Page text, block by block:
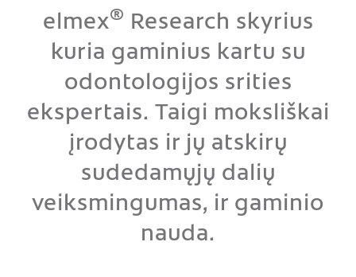
elmex® Research skyrius
kuria gaminius kartu su
odontologijos srities
ekspertais. Taigi moksliškai
įrodytas ir jų atskirų
sudedamųjų dalių
veiksmingumas, ir gaminio
nauda.